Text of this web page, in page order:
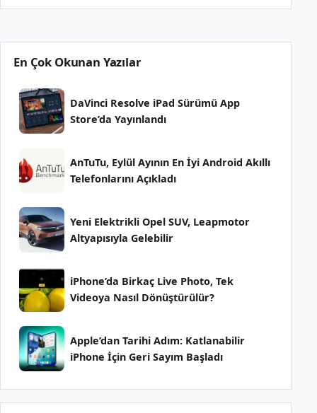
En Çok Okunan Yazılar
DaVinci Resolve iPad Sürümü App
Store’da Yayınlandı
AnTuTu, Eylül Ayının En İyi Android Akıllı
Telefonlarını Açıkladı
Yeni Elektrikli Opel SUV, Leapmotor
Altyapısıyla Gelebilir
iPhone’da Birkaç Live Photo, Tek
Videoya Nasıl Dönüştürülür?
Apple’dan Tarihi Adım: Katlanabilir
iPhone İçin Geri Sayım Başladı